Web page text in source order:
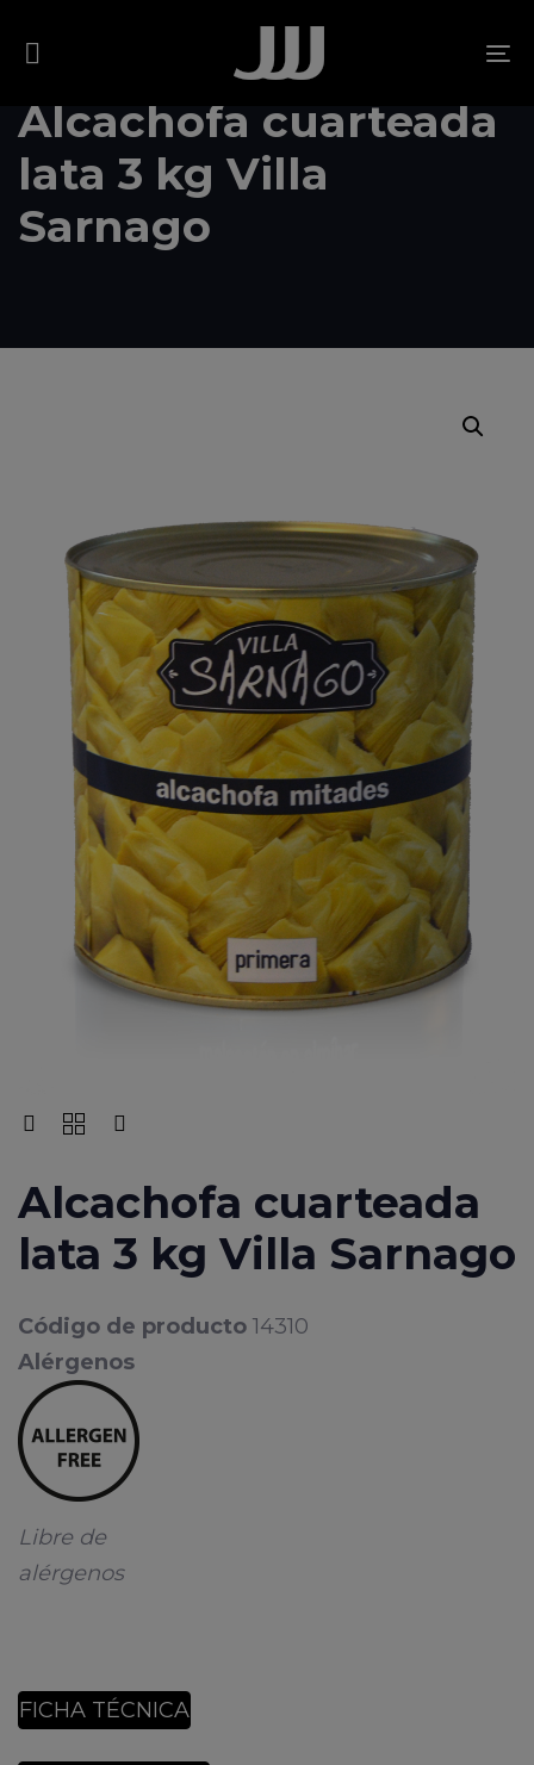
links
Alcachofa cuarteada
lata 3 kg Villa
Sarnago
Alcachofa cuarteada
lata 3 kg Villa Sarnago
Código de producto 14310
Alérgenos
Libre de
alérgenos
FICHA TÉCNICA